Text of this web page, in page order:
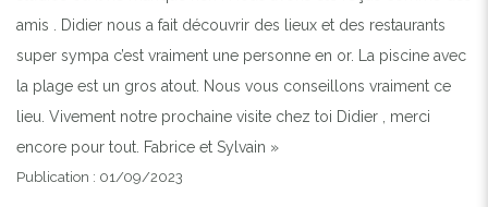
amis . Didier nous a fait découvrir des lieux et des restaurants
super sympa c’est vraiment une personne en or. La piscine avec
la plage est un gros atout. Nous vous conseillons vraiment ce
lieu. Vivement notre prochaine visite chez toi Didier , merci
encore pour tout. Fabrice et Sylvain »
Publication : 01/09/2023